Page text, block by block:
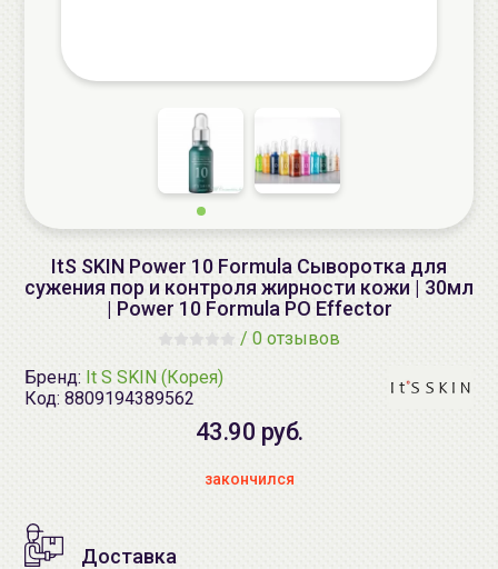
ItS SKIN Power 10 Formula Сыворотка для
сужения пор и контроля жирности кожи | 30мл
| Power 10 Formula PO Effector
/ 0 отзывов
Бренд: It S SKIN (Корея)
Код: 8809194389562
43.90 руб.
закончился
Доставка